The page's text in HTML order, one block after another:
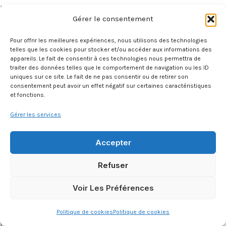
Gérer le consentement
Pour offrir les meilleures expériences, nous utilisons des technologies
telles que les cookies pour stocker et/ou accéder aux informations des
appareils. Le fait de consentir à ces technologies nous permettra de
traiter des données telles que le comportement de navigation ou les ID
uniques sur ce site. Le fait de ne pas consentir ou de retirer son
consentement peut avoir un effet négatif sur certaines caractéristiques
et fonctions.
Gérer les services
Accepter
Refuser
Voir Les Préférences
Politique de cookiesPolitique de cookies
langue française. Dans le cas où elles seraient traduites en
une ou plusieurs langues étrangères, seul le texte français
ferait foi en cas de litige.
Force majeure
Les Parties ne pourront être tenues pour responsables si la
non-exécution ou le retard dans l’exécution de l’une
Modification des CGV
entrent en vigueur dès leur publication sur le site de
l’entreprise.